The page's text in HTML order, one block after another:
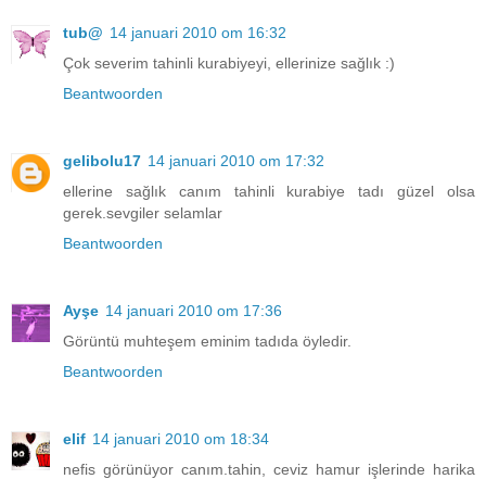
tub@ 14 januari 2010 om 16:32
Çok severim tahinli kurabiyeyi, ellerinize sağlık :)
Beantwoorden
gelibolu17 14 januari 2010 om 17:32
ellerine sağlık canım tahinli kurabiye tadı güzel olsa
gerek.sevgiler selamlar
Beantwoorden
Ayşe 14 januari 2010 om 17:36
Görüntü muhteşem eminim tadıda öyledir.
Beantwoorden
elif 14 januari 2010 om 18:34
nefis görünüyor canım.tahin, ceviz hamur işlerinde harika